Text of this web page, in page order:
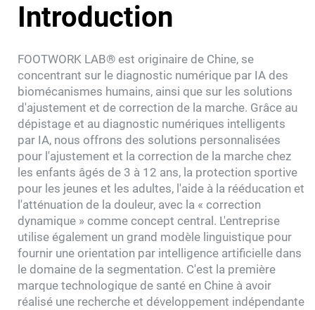
Introduction
FOOTWORK LAB® est originaire de Chine, se
concentrant sur le diagnostic numérique par IA des
biomécanismes humains, ainsi que sur les solutions
d'ajustement et de correction de la marche. Grâce au
dépistage et au diagnostic numériques intelligents
par IA, nous offrons des solutions personnalisées
pour l'ajustement et la correction de la marche chez
les enfants âgés de 3 à 12 ans, la protection sportive
pour les jeunes et les adultes, l'aide à la rééducation et
l'atténuation de la douleur, avec la « correction
dynamique » comme concept central. L'entreprise
utilise également un grand modèle linguistique pour
fournir une orientation par intelligence artificielle dans
le domaine de la segmentation. C'est la première
marque technologique de santé en Chine à avoir
réalisé une recherche et développement indépendante